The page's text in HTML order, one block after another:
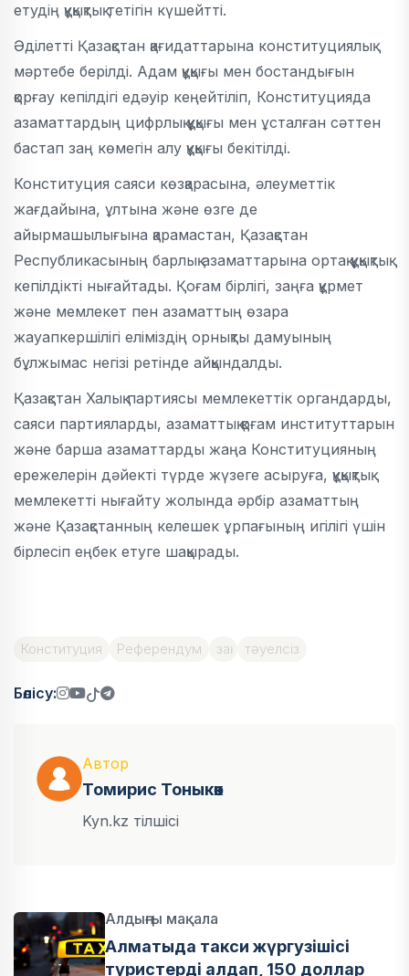
етудің құқықтық тетігін күшейтті.
Әділетті Қазақстан қағидаттарына конституциялық
мәртебе берілді. Адам құқығы мен бостандығын
қорғау кепілдігі едәуір кеңейтіліп, Конституцияда
азаматтардың цифрлық құқығы мен ұсталған сәттен
бастап заң көмегін алу құқығы бекітілді.
Конституция саяси көзқарасына, әлеуметтік
жағдайына, ұлтына және өзге де
айырмашылығына қарамастан, Қазақстан
Республикасының барлық азаматтарына ортақ құқықтық
кепілдікті нығайтады. Қоғам бірлігі, заңға құрмет
және мемлекет пен азаматтың өзара
жауапкершілігі еліміздің орнықты дамуының
бұлжымас негізі ретінде айқындалды.
Қазақстан Халық партиясы мемлекеттік органдарды,
саяси партияларды, азаматтық қоғам институттарын
және барша азаматтарды жаңа Конституцияның
ережелерін дәйекті түрде жүзеге асыруға, құқықтық
мемлекетті нығайту жолында әрбір азаматтың
және Қазақстанның келешек ұрпағының игілігі үшін
бірлесіп еңбек етуге шақырады.
Конституция Референдум заң тәуелсіз
Бөлісу:
Автор
Томирис Тоныкөк
Kyn.kz тілшісі
Алдыңғы мақала
Алматыда такси жүргузішісі
туристерді алдап, 150 доллар